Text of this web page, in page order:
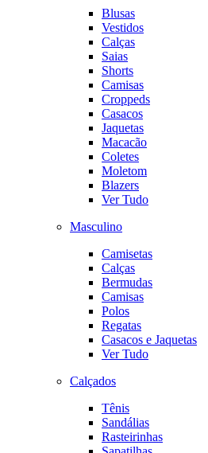
Blusas
Vestidos
Calças
Saias
Shorts
Camisas
Croppeds
Casacos
Jaquetas
Macacão
Coletes
Moletom
Blazers
Ver Tudo
Masculino
Camisetas
Calças
Bermudas
Camisas
Polos
Regatas
Casacos e Jaquetas
Ver Tudo
Calçados
Tênis
Sandálias
Rasteirinhas